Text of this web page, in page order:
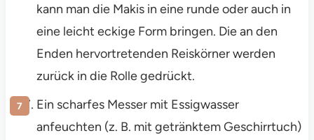
kann man die Makis in eine runde oder auch in
eine leicht eckige Form bringen. Die an den
Enden hervortretenden Reiskörner werden
zurück in die Rolle gedrückt.
Ein scharfes Messer mit Essigwasser
anfeuchten (z. B. mit getränktem Geschirrtuch)